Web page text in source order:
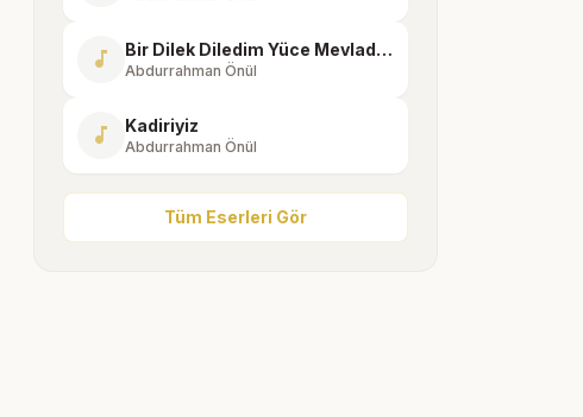
music_note Bir Dilek Diledim Yüce Mevladan
Abdurrahman Önül
music_note Kadiriyiz
Abdurrahman Önül
Tüm Eserleri Gör